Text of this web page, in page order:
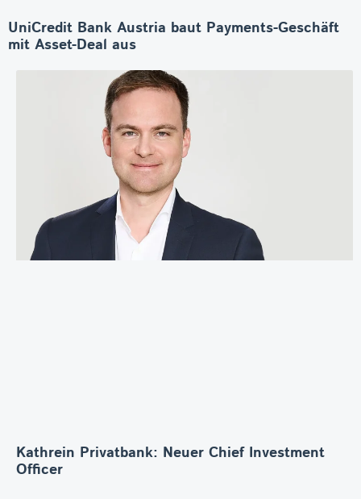
UniCredit Bank Austria baut Payments-Geschäft
mit Asset-Deal aus
Kathrein Privatbank: Neuer Chief Investment
Officer